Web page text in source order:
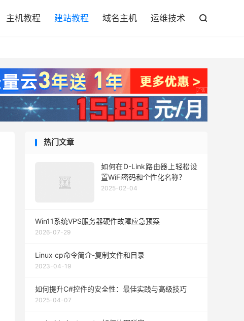
主机教程 建站教程 域名主机 运维技术 
热门文章
如何在D-Link路由器上轻松设
置WiFi密码和个性化名称？
2025-02-04
Win11系统VPS服务器硬件故障应急预案
2026-07-29
Linux cp命令简介-复制文件和目录
2023-04-19
如何提升C#控件的安全性：最佳实践与高级技巧
2025-04-07